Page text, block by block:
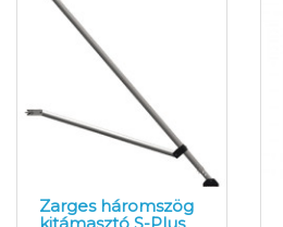
Zarges háromszög